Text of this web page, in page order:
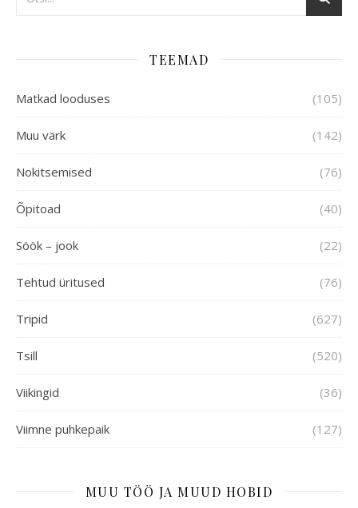
TEEMAD
Matkad looduses (105)
Muu värk (142)
Nokitsemised (76)
Õpitoad (40)
Söök – jook (22)
Tehtud üritused (76)
Tripid (627)
Tsill (520)
Viikingid (36)
Viimne puhkepaik (127)
MUU TÖÖ JA MUUD HOBID